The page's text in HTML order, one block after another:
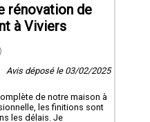
rénovation de
à Viviers
Avis déposé le 03/02/2025
de notre maison à
les finitions sont
les délais. Je